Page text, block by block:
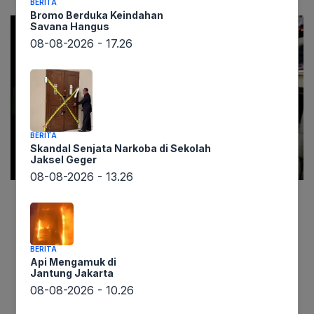
Informasi dari lintaswarta.co.id menyebutkan
bahwa banjir bandang yang menerjang
Kecamatan Palabuhanratu, Kabupaten
Sukabumi, Jawa Barat, pada Sabtu (19/4) lalu,
kini mulai surut. Peristiwa yang disebabkan oleh
BERITA
Bromo Berduka Keindahan
Savana Hangus
08-08-2026 - 17.26
BERITA
Skandal Senjata Narkoba di Sekolah
Jaksel Geger
08-08-2026 - 13.26
BERITA
Api Mengamuk di
Jantung Jakarta
08-08-2026 - 10.26